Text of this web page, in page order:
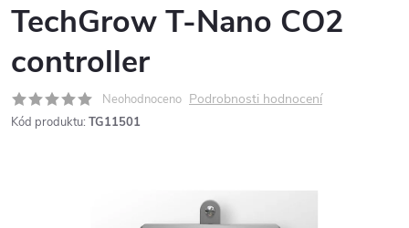
TechGrow T-Nano CO2
controller
Neohodnoceno Podrobnosti hodnocení
Kód produktu: TG11501